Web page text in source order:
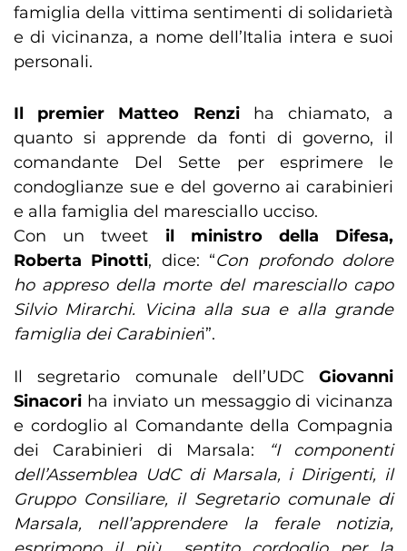
famiglia della vittima sentimenti di solidarietà
e di vicinanza, a nome dell’Italia intera e suoi
personali.
Il premier Matteo Renziha chiamato, a
quanto si apprende da fonti di governo, il
comandante Del Sette per esprimere le
condoglianze sue e del governo ai carabinieri
e alla famiglia del maresciallo ucciso.
Con un tweet il ministro della Difesa,
Roberta Pinotti, dice: “Con profondo dolore
ho appreso della morte del maresciallo capo
Silvio Mirarchi. Vicina alla sua e alla grande
famiglia dei Carabinieri”.
Il segretario comunale dell’UDC Giovanni
Sinacori ha inviato un messaggio di vicinanza
e cordoglio al Comandante della Compagnia
dei Carabinieri di Marsala:
“I componenti
dell’Assemblea UdC di Marsala, i Dirigenti, il
Gruppo Consiliare, il Segretario comunale di
Marsala, nell’apprendere la ferale notizia,